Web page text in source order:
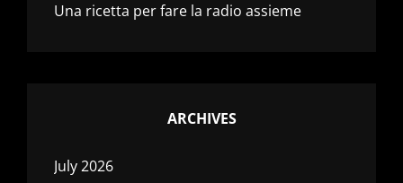
Una ricetta per fare la radio assieme
ARCHIVES
July 2026